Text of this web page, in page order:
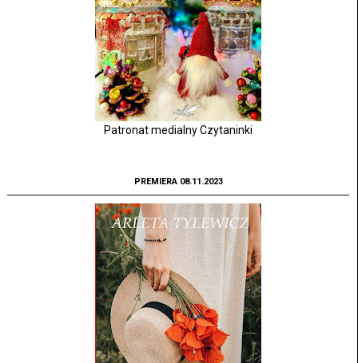
Patronat medialny Czytaninki
PREMIERA 08.11.2023